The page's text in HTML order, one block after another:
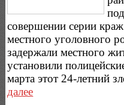
совершении серии
местного уголовного
задержали местного
установили
марта этот 24-летний
далее